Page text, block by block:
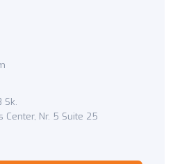
Sk.
Center, Nr. 5 Suite 25